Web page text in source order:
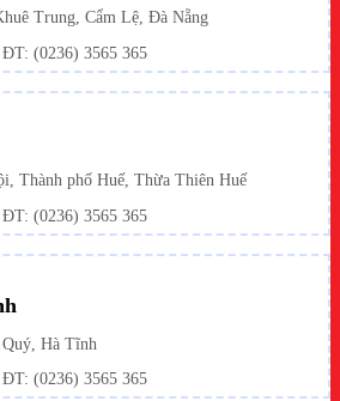
Trung, Cẩm Lệ, Đà Nẵng
(0236) 3565 365
Thành phố Huế, Thừa Thiên Huế
(0236) 3565 365
Hà Tĩnh
(0236) 3565 365